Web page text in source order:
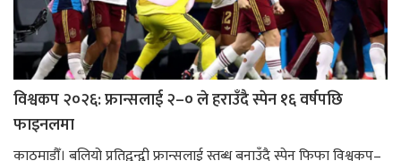
विश्वकप २०२६: फ्रान्सलाई २–० ले हराउँदै स्पेन १६ वर्षपछि
फाइनलमा